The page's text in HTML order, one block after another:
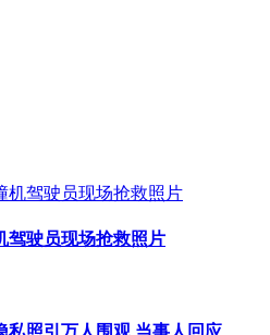
驾驶员现场抢救照片
私照引万人围观 当事人回应